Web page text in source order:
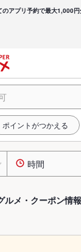
のアプリ予約で最大1,000円
ポイントがつかえる
時間
ルメ・クーポン情報